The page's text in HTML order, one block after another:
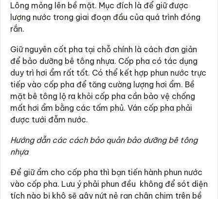
Lông mỏng lên bề mặt. Mục đích là để giữ được
lượng nước trong giai đoạn đầu của quá trình đóng
rắn.
Giữ nguyên cốt pha tại chỗ chính là cách đơn giản
để bảo dưỡng bê tông nhựa. Cốp pha có tác dụng
duy trì hơi ẩm rất tốt. Có thể kết hợp phun nước trực
tiếp vào cốp pha để tăng cường lượng hơi ẩm. Bề
mặt bê tông lộ ra khỏi cốp pha cần bảo vệ chống
mất hơi ẩm bằng các tấm phủ. Ván cốp pha phải
được tưới đẫm nước.
Hướng dẫn các cách bảo quản bảo dưỡng bê tông
nhựa
Để giữ ẩm cho cốp pha thì bạn tiến hành phun nước
vào cốp pha. Lưu ý phải phun đều không để sót diện
tích nào bị khô sẽ gây nứt nẻ rạn chân chim trên bề